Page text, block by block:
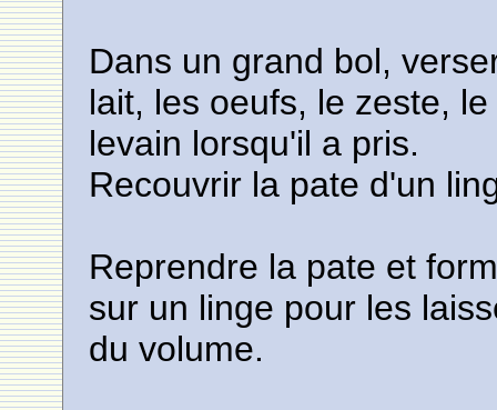
Dans un grand bol,
lait, les oeufs, le zeste,
levain lorsqu'il a pris.
Recouvrir la pate d'un
Reprendre la pate et
sur un linge pour les
du volume.